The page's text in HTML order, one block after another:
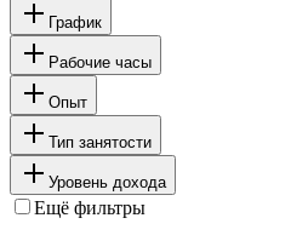
График
Рабочие часы
Опыт
Тип занятости
Уровень дохода
Ещё фильтры